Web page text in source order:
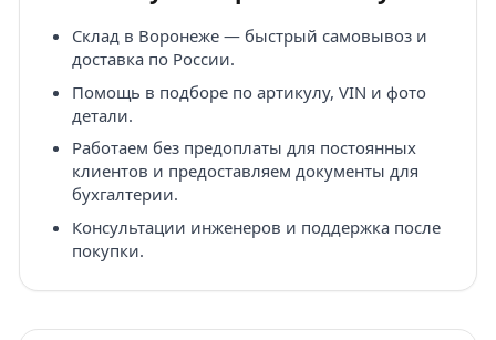
Склад в Воронеже — быстрый самовывоз и
доставка по России.
Помощь в подборе по артикулу, VIN и фото
детали.
Работаем без предоплаты для постоянных
клиентов и предоставляем документы для
бухгалтерии.
Консультации инженеров и поддержка после
покупки.